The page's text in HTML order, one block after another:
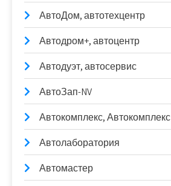
АвтоДом, автотехцентр
Автодром+, автоцентр
Автодуэт, автосервис
АвтоЗап-NV
Автокомплекс, Автокомплекс
Автолаборатория
Автомастер